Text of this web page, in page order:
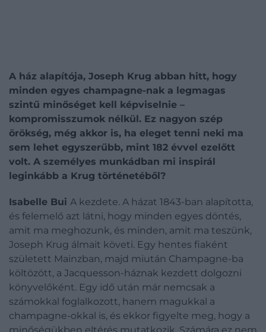
A ház alapítója, Joseph Krug abban hitt, hogy
minden egyes champagne-nak a legmagas
szintű minőséget kell képviselnie –
kompromisszumok nélkül. Ez nagyon szép
örökség, még akkor is, ha eleget tenni neki ma
sem lehet egyszerűbb, mint 182 évvel ezelőtt
volt. A személyes munkádban mi inspirál
leginkább a Krug történetéből?
Isabelle Bui A kezdete. A házat 1843-ban alapította,
és felemelő azt látni, hogy minden egyes döntés,
amit ma meghozunk, és minden, amit ma teszünk,
Joseph Krug álmait követi. Egy hentes fiaként
született Mainzban, majd miután Champagne-ba
költözött, a Jacquesson-háznak kezdett dolgozni
könyvelőként. Egy idő után már nemcsak a
számokkal foglalkozott, hanem magukkal a
champagne-okkal is, és ekkor figyelte meg, hogy a